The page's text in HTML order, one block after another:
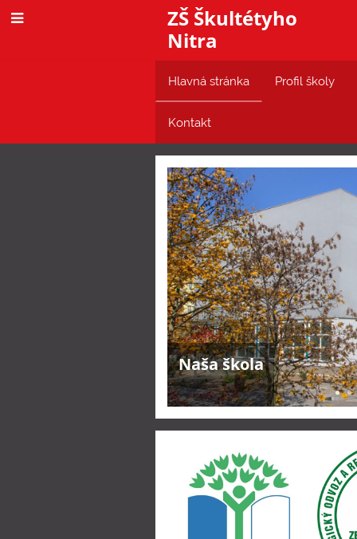
ZŠ Škultétyho
Nitra
Hlavná stránka Profil školy
Kontakt
Hlavná
stránka
Naša škola